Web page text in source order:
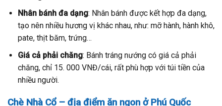
Nhân bánh đa dạng: Nhân bánh được kết hợp đa dạng,
tạo nên nhiều hương vị khác nhau, như: mỡ hành, hành khô,
pate, thịt băm, trứng…
Giá cả phải chăng: Bánh tráng nướng có giá cả phải
chăng, chỉ 15. 000 VNĐ/cái, rất phù hợp với túi tiền của
nhiều người.
Chè Nhà Cổ – địa điểm ăn ngon ở Phú Quốc